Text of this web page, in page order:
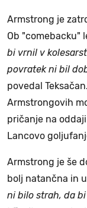
Armstrong je
Ob "comebacku"
bi vrnil v
povratek ni bil
povedal Teksačan.
Armstrongovih
pričanje na
Lancovo
Armstrong je še
bolj natančna in
ni bilo strah, da